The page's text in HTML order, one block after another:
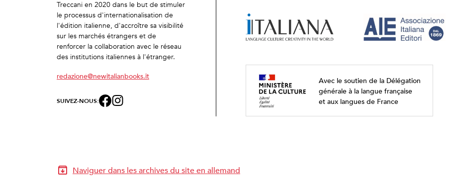
Treccani en 2020 dans le but de stimuler
le processus d'internationalisation de
l'édition italienne, d'accroître sa visibilité
sur les marchés étrangers et de
renforcer la collaboration avec le réseau
des institutions italiennes à l'étranger.
redazione@newitalianbooks.it
SUIVEZ-NOUS:
Avec le soutien de la Délégation
générale à la langue française
et aux langues de France
Naviguer dans les archives du site en allemand